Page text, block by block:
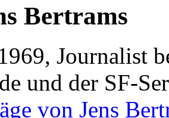
Bertrams
Journalist
und der SF-
von Jens